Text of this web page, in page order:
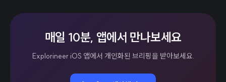
매일 10분, 앱에서 만나보세요
Explorineer iOS 앱에서 개인화된 브리핑을 받아보세요.